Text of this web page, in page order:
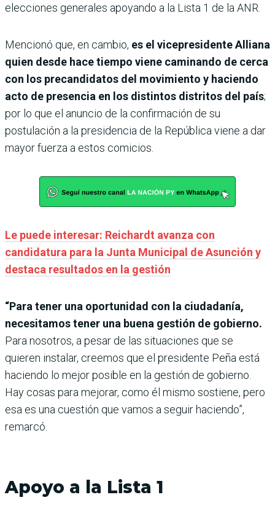
elecciones generales apoyando a la Lista 1 de la ANR.
Mencionó que, en cambio, es el vicepresidente Alliana
quien desde hace tiempo viene caminando de cerca
con los precandidatos del movimiento y haciendo
acto de presencia en los distintos distritos del país;
por lo que el anuncio de la confirmación de su
postulación a la presidencia de la República viene a dar
mayor fuerza a estos comicios.
Le puede interesar: Reichardt avanza con
candidatura para la Junta Municipal de Asunción y
destaca resultados en la gestión
“Para tener una oportunidad con la ciudadanía,
necesitamos tener una buena gestión de gobierno.
Para nosotros, a pesar de las situaciones que se
quieren instalar, creemos que el presidente Peña está
haciendo lo mejor posible en la gestión de gobierno.
Hay cosas para mejorar, como él mismo sostiene, pero
esa es una cuestión que vamos a seguir haciendo”,
remarcó.
Apoyo a la Lista 1